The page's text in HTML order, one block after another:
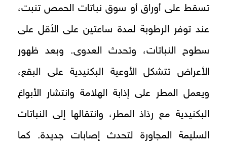
تسقط على أوراق أو سوق نباتات الحمص تنبت،
عند توفر الرطوبة لمدة ساعتين على الأقل على
سطوح النباتات، وتحدث العدوى. وبعد ظهور
الأعراض تتشكل الأوعية البكنيدية على البقع،
ويعمل المطر على إذابة الهلامة وانتشار الأبواغ
البكنيدية مع رذاذ المطر، وانتقالها إلى النباتات
السليمة المجاورة لتحدث إصابات جديدة. كما